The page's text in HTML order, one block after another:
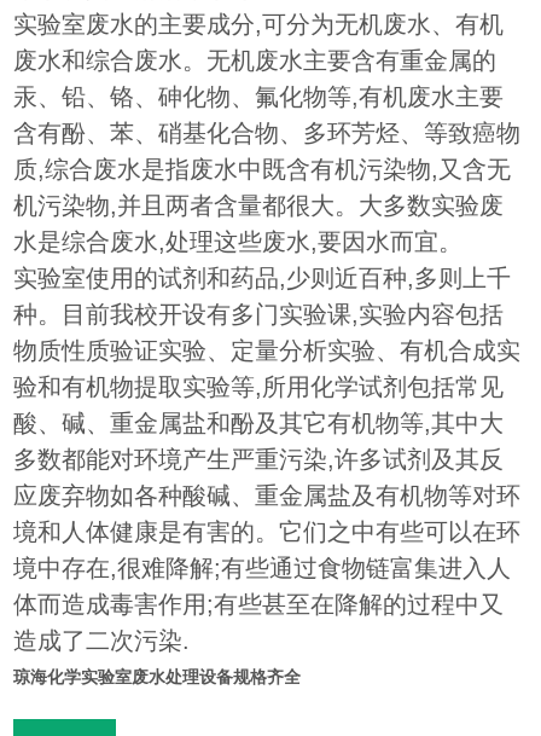
实验室废水的主要成分,可分为无机废水、有机
废水和综合废水。无机废水主要含有重金属的
汞、铅、铬、砷化物、氟化物等,有机废水主要
含有酚、苯、硝基化合物、多环芳烃、等致癌物
质,综合废水是指废水中既含有机污染物,又含无
机污染物,并且两者含量都很大。大多数实验废
水是综合废水,处理这些废水,要因水而宜。
实验室使用的试剂和药品,少则近百种,多则上千
种。目前我校开设有多门实验课,实验内容包括
物质性质验证实验、定量分析实验、有机合成实
验和有机物提取实验等,所用化学试剂包括常见
酸、碱、重金属盐和酚及其它有机物等,其中大
多数都能对环境产生严重污染,许多试剂及其反
应废弃物如各种酸碱、重金属盐及有机物等对环
境和人体健康是有害的。它们之中有些可以在环
境中存在,很难降解;有些通过食物链富集进入人
体而造成毒害作用;有些甚至在降解的过程中又
造成了二次污染.
琼海化学实验室废水处理设备规格齐全